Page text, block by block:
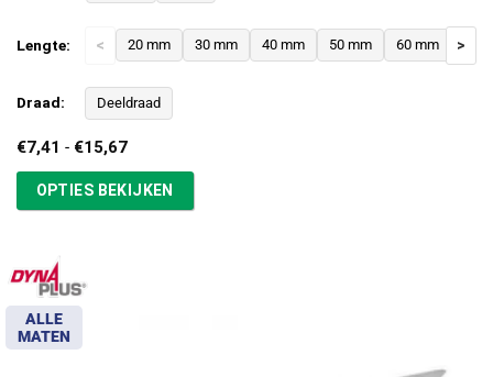
Lengte: < 20 mm 30 mm 40 mm 50 mm 60 mm >
Draad: Deeldraad
€7,41 - €15,67Prijsklasse:
tot
€15,67
OPTIES BEKIJKEN
ALLE
MATEN